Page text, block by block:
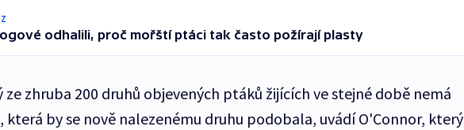
odhalili, proč mořští ptáci tak často požírají plasty
ze zhruba 200 druhů objevených ptáků žijících ve stejné době nemá
která by se nově nalezenému druhu podobala, uvádí O'Connor, který